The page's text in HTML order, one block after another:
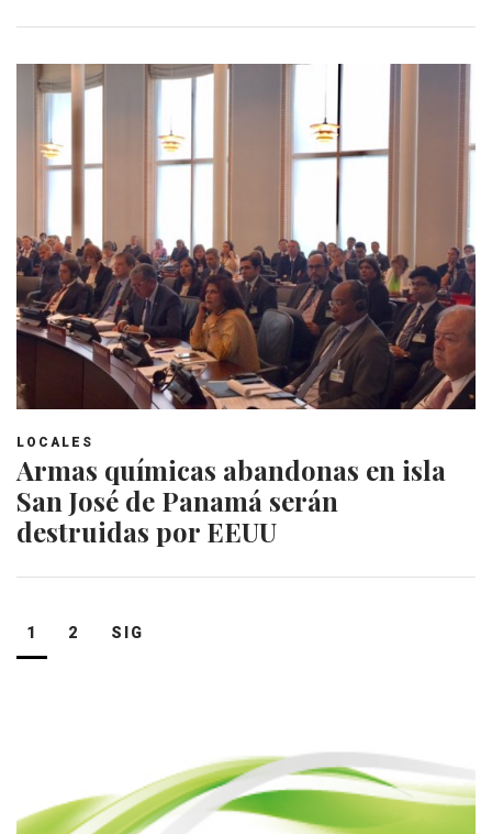
LOCALES
Armas químicas abandonas en isla
San José de Panamá serán
destruidas por EEUU
Navegación
de
1 2 SIG